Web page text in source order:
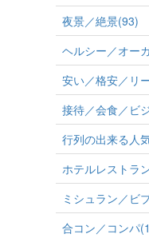
夜景／絶景(93)
ヘルシー／オー
安い／格安／リ
接待／会食／ビ
行列の出来る人
ホテルレストラ
ミシュラン／ビ
合コン／コンパ